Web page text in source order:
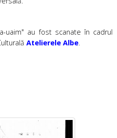
uaim" au fost scanate în cadrul
Atelierele Albe.